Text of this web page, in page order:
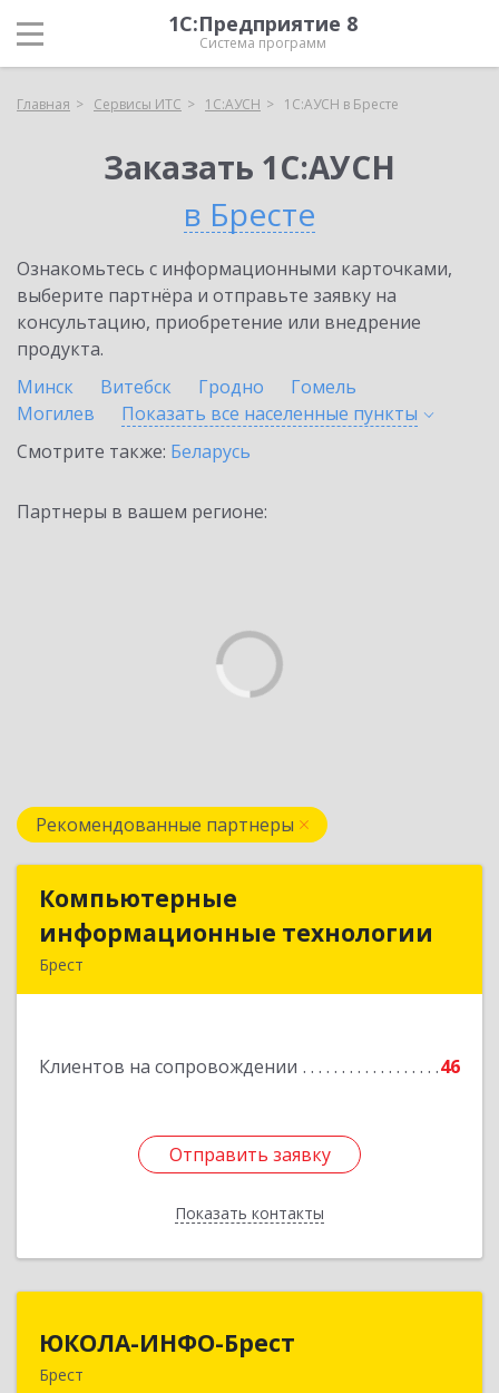
1С:Предприятие 8
Система программ
Главная Сервисы ИТС 1С:АУСН 1С:АУСН в Бресте
Заказать 1С:АУСН
в Бресте
Ознакомьтесь с информационными карточками,
выберите партнёра и отправьте заявку на
консультацию, приобретение или внедрение
продукта.
Минск
Витебск Гродно
Гомель
Могилев
Показать все населенные пункты
Смотрите также: Беларусь
Партнеры в вашем регионе:
Рекомендованные партнеры
Компьютерные
информационные технологии
Брест
Клиентов на сопровождении 46
Отправить заявку
Показать контакты
информационные технологии
Отправить заявку
Назад
ЮКОЛА-ИНФО-Брест
Брест224023 г. Брест, ул. Московская, 275А, 5 этаж